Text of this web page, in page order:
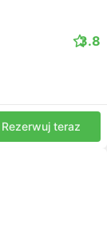
3.8
Rezerwuj teraz